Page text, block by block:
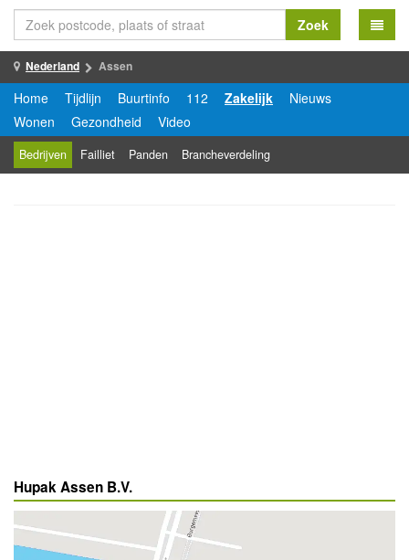
Zoek
Nederland Assen
Home Tijdlijn Buurtinfo 112 Zakelijk
Nieuws
Wonen
Gezondheid Video
Bedrijven Failliet Panden Brancheverdeling
Hupak Assen B.V.